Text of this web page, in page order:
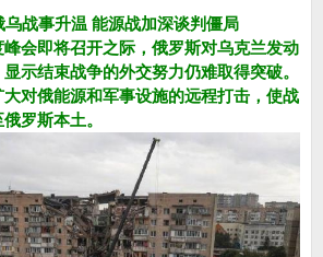
乌战事升温 能源战加深谈判僵局
会即将召开之际，俄罗斯对乌克兰发动
示结束战争的外交努力仍难取得突破。
大对俄能源和军事设施的远程打击，使战
罗斯本土。